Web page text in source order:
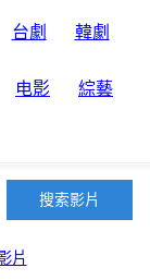
台劇 韓劇
电影 綜藝
片